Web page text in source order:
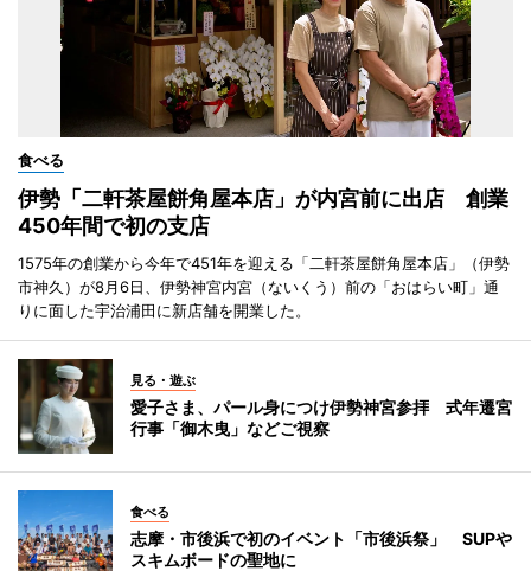
食べる
伊勢「二軒茶屋餅角屋本店」が内宮前に出店 創業
450年間で初の支店
1575年の創業から今年で451年を迎える「二軒茶屋餅角屋本店」（伊勢
市神久）が8月6日、伊勢神宮内宮（ないくう）前の「おはらい町」通
りに面した宇治浦田に新店舗を開業した。
見る・遊ぶ
愛子さま、パール身につけ伊勢神宮参拝 式年遷宮
行事「御木曳」などご視察
食べる
志摩・市後浜で初のイベント「市後浜祭」 SUPや
スキムボードの聖地に